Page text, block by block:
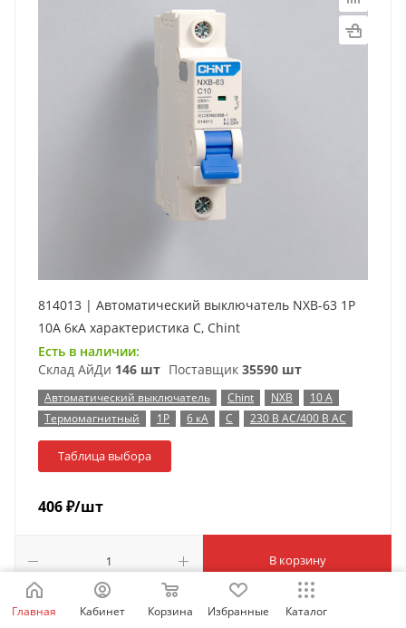
814013 | Автоматический выключатель NXB-63 1P
10А 6кА характеристика C, Chint
Есть в наличии:
Склад АйДи 146 шт Поставщик 35590 шт
Автоматический выключатель Chint NXB
10 А
Термомагнитный
1P 6 кА C 230 В AC/400 В AC
Таблица выбора
406₽/шт
В корзину
Главная Кабинет Корзина Избранные Каталог